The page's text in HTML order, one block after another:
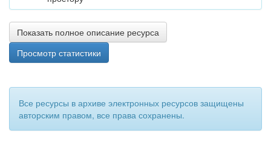
Показать полное описание ресурса
Просмотр статистики
Все ресурсы в архиве электронных ресурсов защищены
авторским правом, все права сохранены.